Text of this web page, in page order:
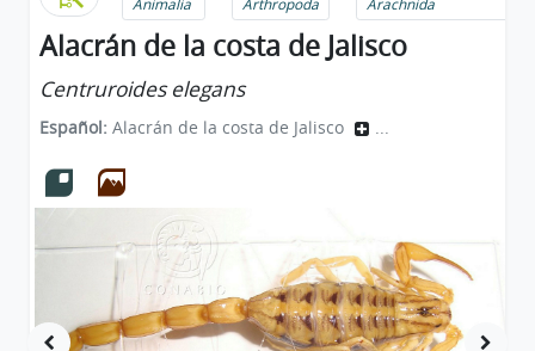
Animalia
Arthropoda
Arachnida
Alacrán de la costa de Jalisco
Centruroides elegans
Español: Alacrán de la costa de Jalisco ...